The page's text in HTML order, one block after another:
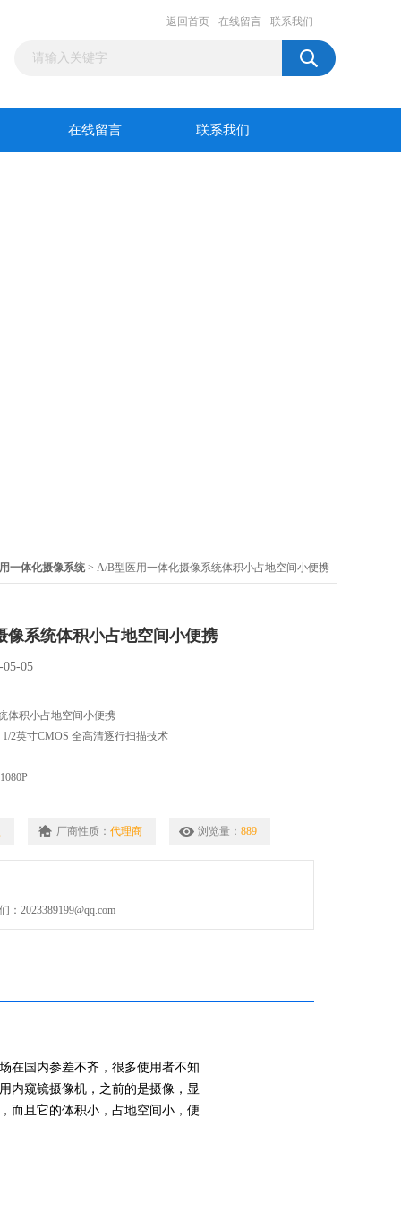
返回首页 在线留言 联系我们
在线留言 联系我们
一体化摄像系统 > A/B型医用一体化摄像系统体积小占地空间小便携
像系统体积小占地空间小便携
05-05
体积小占地空间小便携
2英寸CMOS 全高清逐行扫描技术
帧每秒
厂商性质： 代理商 浏览量： 889
：2023389199@qq.com
在国内参差不齐，很多使用者不知
内窥镜摄像机，之前的是摄像，显
而且它的体积小，占地空间小，便